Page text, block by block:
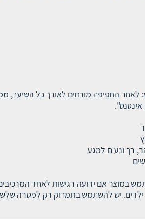
רך ונעים למגע
במוצר אם ידועה רגישות לאחד
יש להשתמש בתמרוק רק למטרה